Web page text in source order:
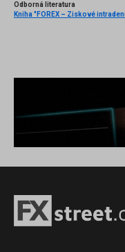
Odborná literatura